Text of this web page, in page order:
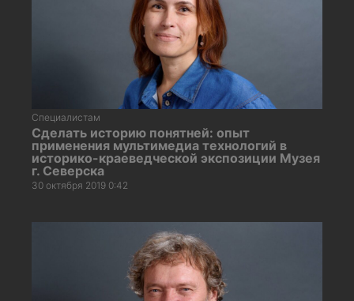
Специалистам
Сделать историю понятней: опыт
применения мультимедиа технологий в
историко-краеведческой экспозиции Музея
г. Северска
30 октября 2019 0:42